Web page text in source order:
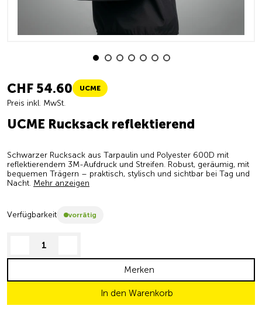
CHF 54.60 UCME
Preis inkl. MwSt.
UCME Rucksack reflektierend
Schwarzer Rucksack aus Tarpaulin und Polyester 600D mit
reflektierendem 3M-Aufdruck und Streifen. Robust, geräumig, mit
bequemen Trägern – praktisch, stylisch und sichtbar bei Tag und
Nacht. Mehr anzeigen
Verfügbarkeit vorrätig
decrease quantity
In den Warenkorb
Merken